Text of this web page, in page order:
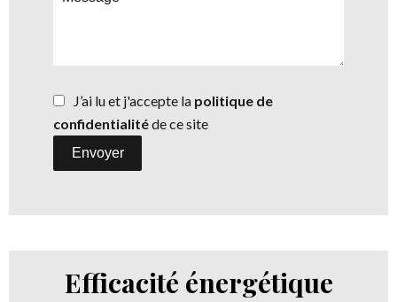
J’ai lu et j'accepte la politique de
confidentialitéde ce site
Envoyer
Efficacité énergétique